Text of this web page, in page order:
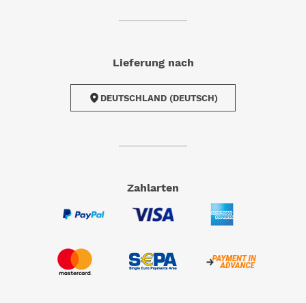
Lieferung nach
DEUTSCHLAND (DEUTSCH)
Zahlarten